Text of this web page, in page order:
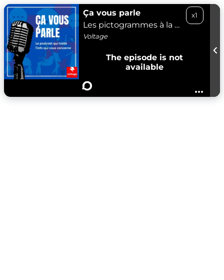
Ça vous parle
Les pictogrammes à la télé, ce n'est pas pour faire joli - 23/11/23
Voltage
x1
The episode is not
available
...